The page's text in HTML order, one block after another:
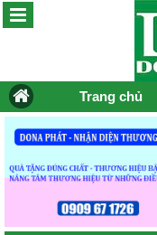
Trang chủ